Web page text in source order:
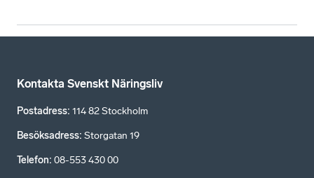
Kontakta Svenskt Näringsliv
Postadress: 114 82 Stockholm
Besöksadress: Storgatan 19
Telefon: 08-553 430 00